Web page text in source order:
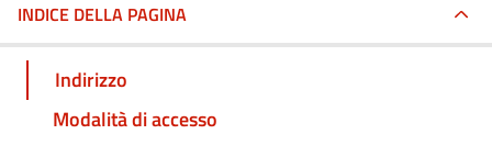
INDICE DELLA PAGINA
Indirizzo
Modalità di accesso